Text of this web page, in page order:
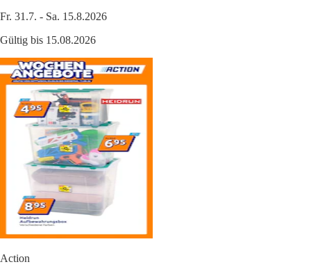
Fr. 31.7. - Sa. 15.8.2026
Gültig bis 15.08.2026
Action